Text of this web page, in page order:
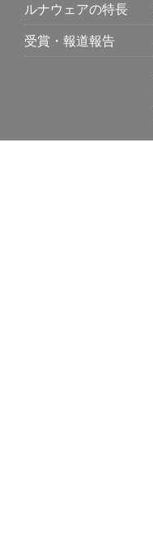
ルナウェアの特長
受賞・報道報告